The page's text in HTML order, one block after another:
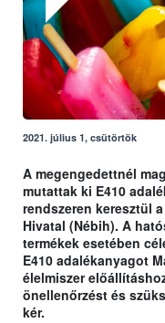
2021. július 1, csütörtök
A megengedettnél
mutattak ki E410
rendszeren keresztül
Hivatal (Nébih). A
termékek esetében
E410 adalékanyagot
élelmiszer
önellenőrzést és
kér.